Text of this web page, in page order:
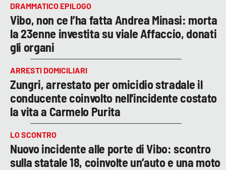
DRAMMATICO EPILOGO
Vibo, non ce l’ha fatta Andrea Minasi: morta
la 23enne investita su viale Affaccio, donati
gli organi
ARRESTI DOMICILIARI
Zungri, arrestato per omicidio stradale il
conducente coinvolto nell'incidente costato
la vita a Carmelo Purita
LO SCONTRO
Nuovo incidente alle porte di Vibo: scontro
sulla statale 18, coinvolte un’auto e una moto